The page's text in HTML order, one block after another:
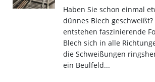
Haben Sie schon einmal
dünnes Blech
entstehen faszinierende
Blech sich in alle
die Schweißungen
ein Beulfeld...